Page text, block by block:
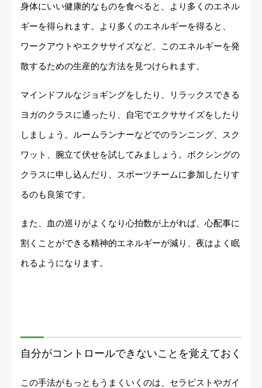
身体にいい健康的なものを食べると、より多くのエネル
ギーを得られます。より多くのエネルギーを得ると、
ワークアウトやエクササイズなど、このエネルギーを発
散するための生産的な方法を見つけられます。
マインドフルなジョギングをしたり、リラックスできる
ヨガのクラスに通ったり、自宅でエクササイズをしたり
しましょう。ルームランナーなどでのランニング、スク
ワット、腕立て伏せを試してみましょう。ボクシングの
クラスに申し込んだり、スポーツチームに参加したりす
るのも良策です。
また、血の巡りがよくなり心拍数が上がれば、心配事に
割くことができる精神的エネルギーが減り、夜はよく眠
れるようになります。
自分がコントロールできないことを覚えておく
この手法がもっともうまくいくのは、セラピストやガイ